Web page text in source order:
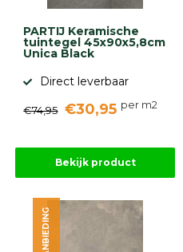
PARTIJ Keramische
tuintegel 45x90x5,8cm
Unica Black
Direct leverbaar
€74,95 €30,95 per m2
Bekijk product
AANBIEDING